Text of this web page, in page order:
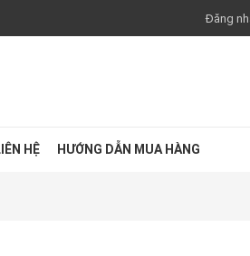
Đăng
HỆ HƯỚNG DẪN MUA HÀNG